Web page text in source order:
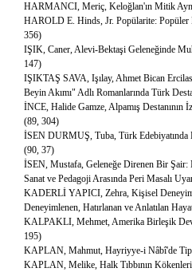
HARMANCI, Meriç, Keloğlan'ın Mitik
HAROLD E. Hinds, Jr. Popülarite: Popüler
356)
IŞIK, Caner, Alevi-Bektaşi Geleneğinde
147)
IŞIKTAŞ SAVA, Işılay, Ahmet Bican
Beyin Akımı" Adlı Romanlarında Türk
İNCE, Halide Gamze, Alpamış Destanının
(89, 304)
İSEN DURMUŞ, Tuba, Türk Edebiyatında
(90, 37)
İSEN, Mustafa, Geleneğe Direnen Bir
Sanat ve Pedagoji Arasında Peri Masalı
KADERLİ YAPICI, Zehra, Kişisel Deneyim
Deneyimlenen, Hatırlanan ve Anlatılan
KALPAKLI, Mehmet, Amerika Birleşik
195)
KAPLAN, Mahmut, Hayriyye-i Nâbî'de
KAPLAN, Melike, Halk Tıbbının